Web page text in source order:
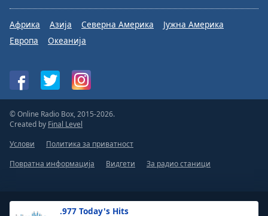
.977 Today's Hits
Африка Азија Северна Америка
Јужна Америка
Европа
Океанија
© Online Radio Box, 2015-2026.
Created by Final Level
Услови
Политика за приватност
Повратна информација
Видгети За радио станици